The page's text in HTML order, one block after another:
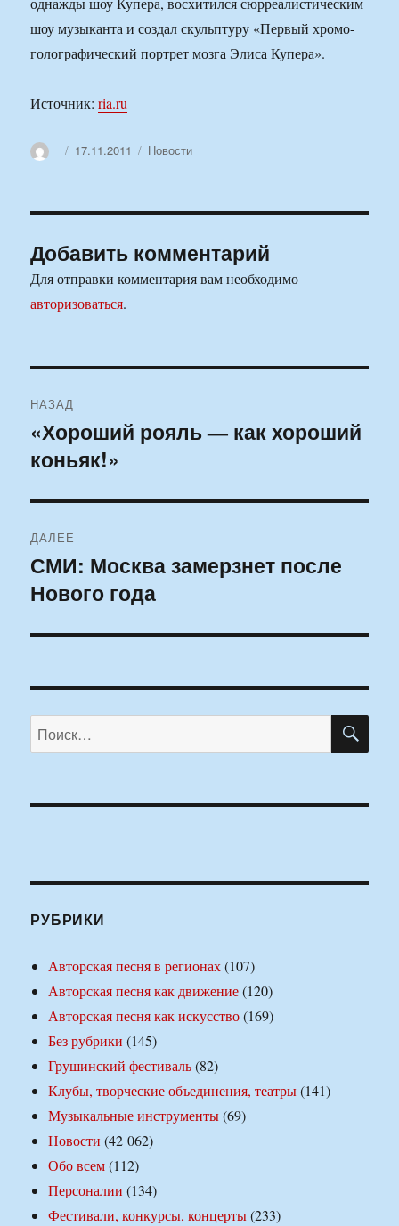
шоу музыканта и создал скульптуру «Первый хромо-
голографический портрет мозга Элиса Купера».
Источник:ria.ru
АвторОпубликовано
17.11.2011 Рубрики
Новости
Добавить комментарий
Для отправки комментария вам необходимо
авторизоваться.
по
записям
НАЗАД
Предыдущая
запись:
«Хороший рояль — как хороший
коньяк!»
ДАЛЕЕ
Следующая
запись:
СМИ: Москва замерзнет после
Нового года
Искать:
РУБРИКИ
Авторская песня в регионах(107)
Авторская песня как движение(120)
Авторская песня как искусство(169)
Без рубрики (145)
Грушинский фестиваль(82)
Клубы, творческие объединения, театры(141)
Музыкальные инструменты(69)
Новости (42 062)
Обо всем(112)
Персоналии (134)
Фестивали, конкурсы, концерты(233)